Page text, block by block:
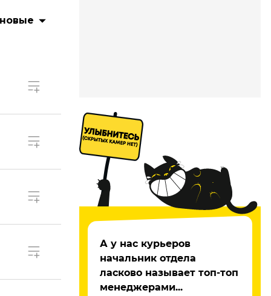
А у нас курьеров
начальник отдела
ласково называет топ-топ
менеджерами...